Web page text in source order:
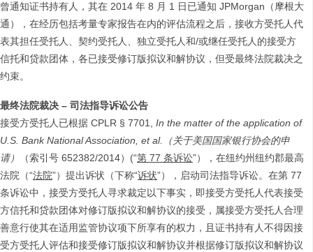
曾通知证书持有人，其在 2014 年 8 月 1 日已通知 JPMorgan（摩根大
通），在经历包括考量专家报告在内的评估流程之后，接收方受托人代
表其担任受托人、契约受托人、独立受托人和/或继任受托人的接受方
信托和贷款团体，各已接受修订版拟议和解协议，但受最终法院裁决之
约束。
最终法院裁决 – 司法指导诉讼公告
接受方受托人已根据 CPLR § 7701, In the matter of the application of
U.S. Bank National Association, et al.
（关于美国国家银行协会的申
请）
（索引号 652382/2014）(“第 77 条诉讼”），在纽约州纽约郡最高
法院（“法院”）提出诉状（下称“诉状”），启动司法指导诉讼。在第 77
条诉讼中，接受方受托人寻求裁定以下事实，即接受方受托人代表接受
方信托和贷款团体对修订版拟议和解协议的接受，属接受方受托人合理
善意行使其在适用监管协议项下所享有的权力，且证书持有人不得因接
受方受托人评估和接受修订版拟议和解协议并根据修订版拟议和解协议